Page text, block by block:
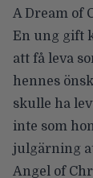
A Dream of
En ung gift
att få leva
hennes
skulle ha
inte som
julgärning
Angel of